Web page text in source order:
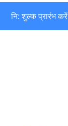
नि: शुल्क प्रारंभ करें